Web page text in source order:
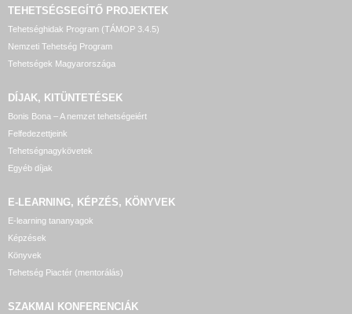
TEHETSÉGSEGÍTŐ PROJEKTEK
Tehetséghidak Program (TÁMOP 3.4.5)
Nemzeti Tehetség Program
Tehetségek Magyarországa
DÍJAK, KITÜNTETÉSEK
Bonis Bona – A nemzet tehetségeiért
Felfedezettjeink
Tehetségnagykövetek
Egyéb díjak
E-LEARNING, KÉPZÉS, KÖNYVEK
E-learning tananyagok
Képzések
Könyvek
Tehetség Piactér (mentorálás)
SZAKMAI KONFERENCIÁK